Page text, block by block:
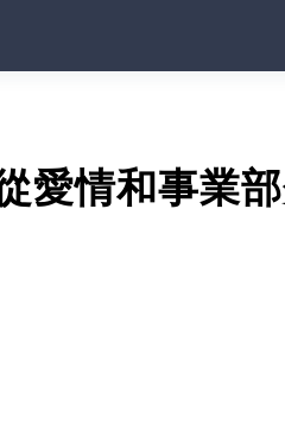
愛情和事業